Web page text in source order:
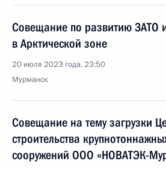
Совещание по развитию ЗАТО
в Арктической зоне
20 июля 2023 года, 23:50
Мурманск
Совещание на тему загрузки
строительства
сооружений ООО «НОВАТЭК-